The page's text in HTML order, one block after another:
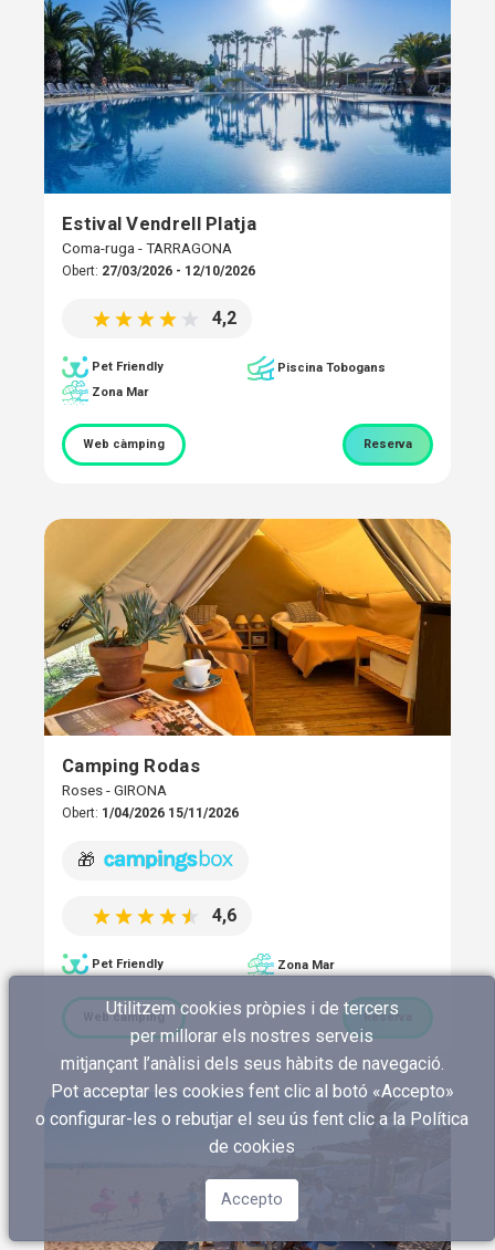
Estival Vendrell Platja
Coma-ruga - TARRAGONA
Obert: 27/03/2026 - 12/10/2026
4,2
Pet Friendly
Piscina Tobogans
Zona Mar
Web càmping Reserva
Camping Rodas
Roses - GIRONA
Obert: 1/04/2026 15/11/2026
🎁
4,6
Pet Friendly Zona Mar
Web càmping Reserva
Utilitzem cookies pròpies i de tercers
per millorar els nostres serveis
mitjançant l’anàlisi dels seus hàbits de navegació.
Pot acceptar les cookies fent clic al botó «Accepto»
o configurar-les o rebutjar el seu ús fent clic a la Política
de cookies
Accepto